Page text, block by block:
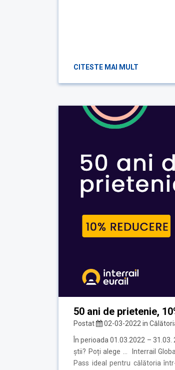
CITESTE MAI MULT
50 ani de prietenie,
Postat 02-03-2022in
În perioada 01.03.2022 –
știi? Poți alege … Interrail
Pass ideal pentru călătoria